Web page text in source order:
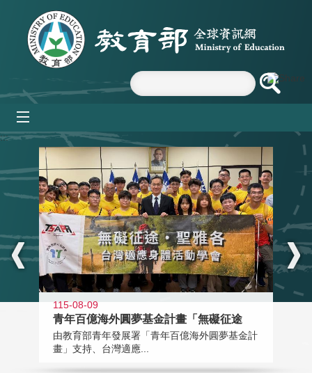
跳到主要內容區塊
:::
115-08-09
青年百億海外圓夢基金計畫「無礙征途
由教育部青年發展署「青年百億海外圓夢基金計
畫」支持、台灣適應...